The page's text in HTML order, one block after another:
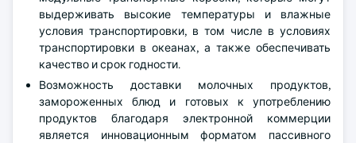
выдерживать высокие температуры и влажные
условия транспортировки, в том числе в условиях
транспортировки в океанах, а также обеспечивать
качество и срок годности.
Возможность доставки молочных продуктов,
замороженных блюд и готовых к употреблению
продуктов благодаря электронной коммерции
является инновационным форматом пассивного